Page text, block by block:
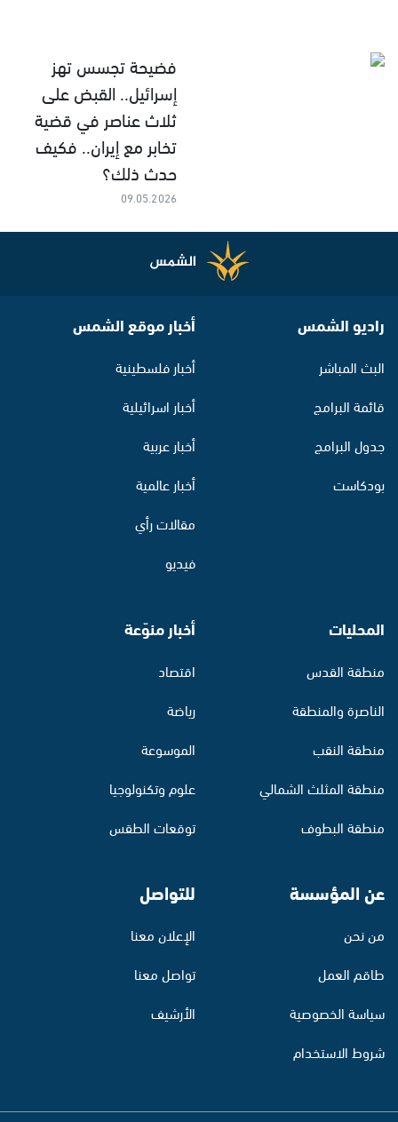
فضيحة تجسس تهز
إسرائيل.. القبض على
ثلاث عناصر في قضية
تخابر مع إيران.. فكيف
حدث ذلك؟
09.05.2026
راديو الشمس
البث المباشر
قائمة البرامج
جدول البرامج
بودكاست
أخبار موقع الشمس
أخبار فلسطينية
أخبار اسرائيلية
أخبار عربية
أخبار عالمية
مقالات رأي
فيديو
المحليات
منطقة القدس
الناصرة والمنطقة
منطقة النقب
منطقة المثلث الشمالي
منطقة البطوف
أخبار منوّعة
اقتصاد
رياضة
الموسوعة
علوم وتكنولوجيا
توقعات الطقس
عن المؤسسة
من نحن
طاقم العمل
سياسة الخصوصية
شروط الاستخدام
للتواصل
الإعلان معنا
تواصل معنا
الأرشيف